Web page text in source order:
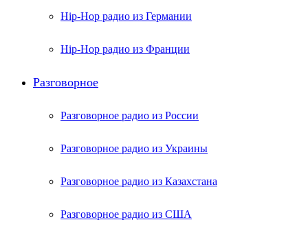
Hip-Hop радио из Германии
Hip-Hop радио из Франции
Разговорное
Разговорное радио из России
Разговорное радио из Украины
Разговорное радио из Казахстана
Разговорное радио из США